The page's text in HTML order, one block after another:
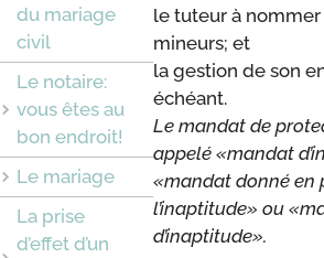
du mariage
civil
Le notaire:
vous êtes au
bon endroit!
Le mariage
La prise
d’effet d’un
le tuteur à
mineurs; et
la gestion de son
échéant.
Le mandat de
appelé «mandat
«mandat donné en
l’inaptitude» ou
d’inaptitude».